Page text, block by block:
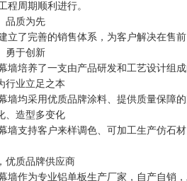
程周期顺利进行。
品质为先
了完善的销售体系，为客户解决在售前
勇于创新
培养了一支由产品研发和工艺设计组成
行业立足之本
均采用优质品牌涂料、提供质量保障的
、造型多变化
支持客户来样调色、可加工生产仿石材
优质品牌供应商
作为专业铝单板生产厂家，自产自销，